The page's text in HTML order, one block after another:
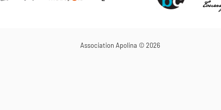
Association Apolina © 2026